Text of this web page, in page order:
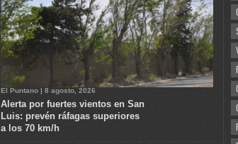
El Puntano | 8 agosto, 2026
Alerta por fuertes vientos en San
Luis: prevén ráfagas superiores
a los 70 km/h